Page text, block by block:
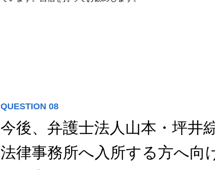
QUESTION 08
今後、弁護士法人山本・坪井
法律事務所へ入所する方へ向